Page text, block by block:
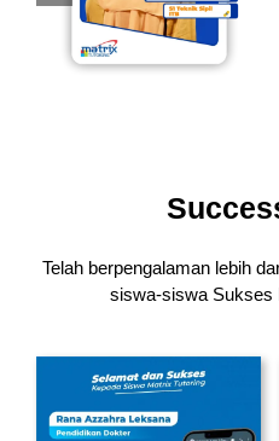
Telah berpengalaman lebih
siswa-siswa Sukses